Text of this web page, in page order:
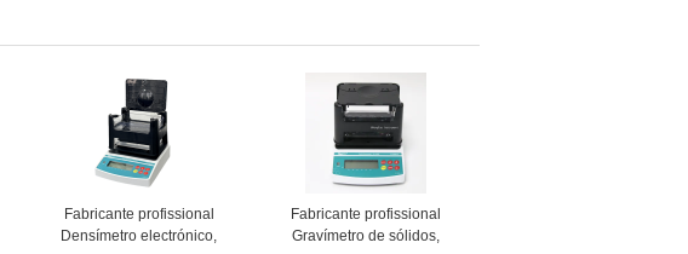
Caratos de Ouro AU-120K
pureza de ouro
Fabricante profissional
Densímetro electrónico,
Fabricante profissional
Gravímetro de sólidos,